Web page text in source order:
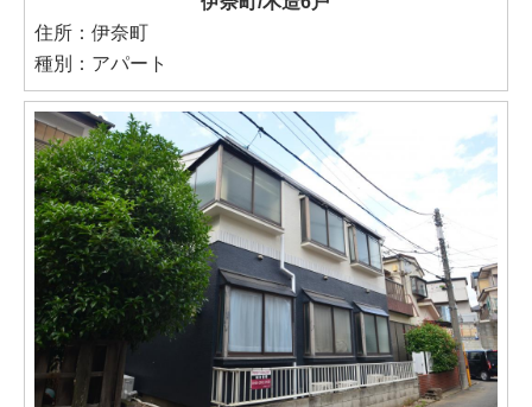
住所：伊奈町
種別：アパート